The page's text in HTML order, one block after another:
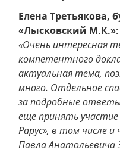
Елена Третьякова,
«Лысковский М.К.»:
«Очень интересная
компетентного
актуальная тема,
много. Отдельное
за подробные
еще принять участие
Рарус», в том числе
Павла Анатольевича